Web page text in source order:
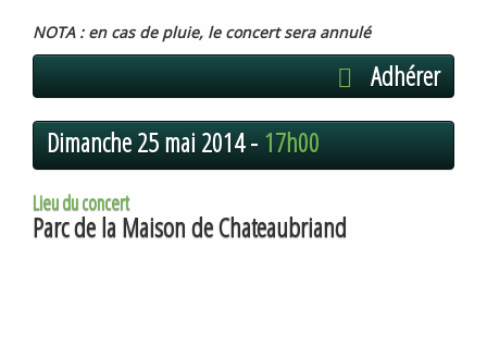
NOTA: en cas de pluie, le concert sera annulé
Adhérer
Dimanche 25 mai 2014 - 17h00
Lieu du concert
Parc de la Maison de Chateaubriand